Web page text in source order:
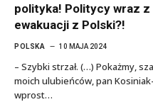
polityka! Politycy wraz
ewakuacji z Polski?!
POLSKA 10 MAJA 2024
– Szybki strzał. (…) Pokażmy,
moich ulubieńców, pan
wprost…